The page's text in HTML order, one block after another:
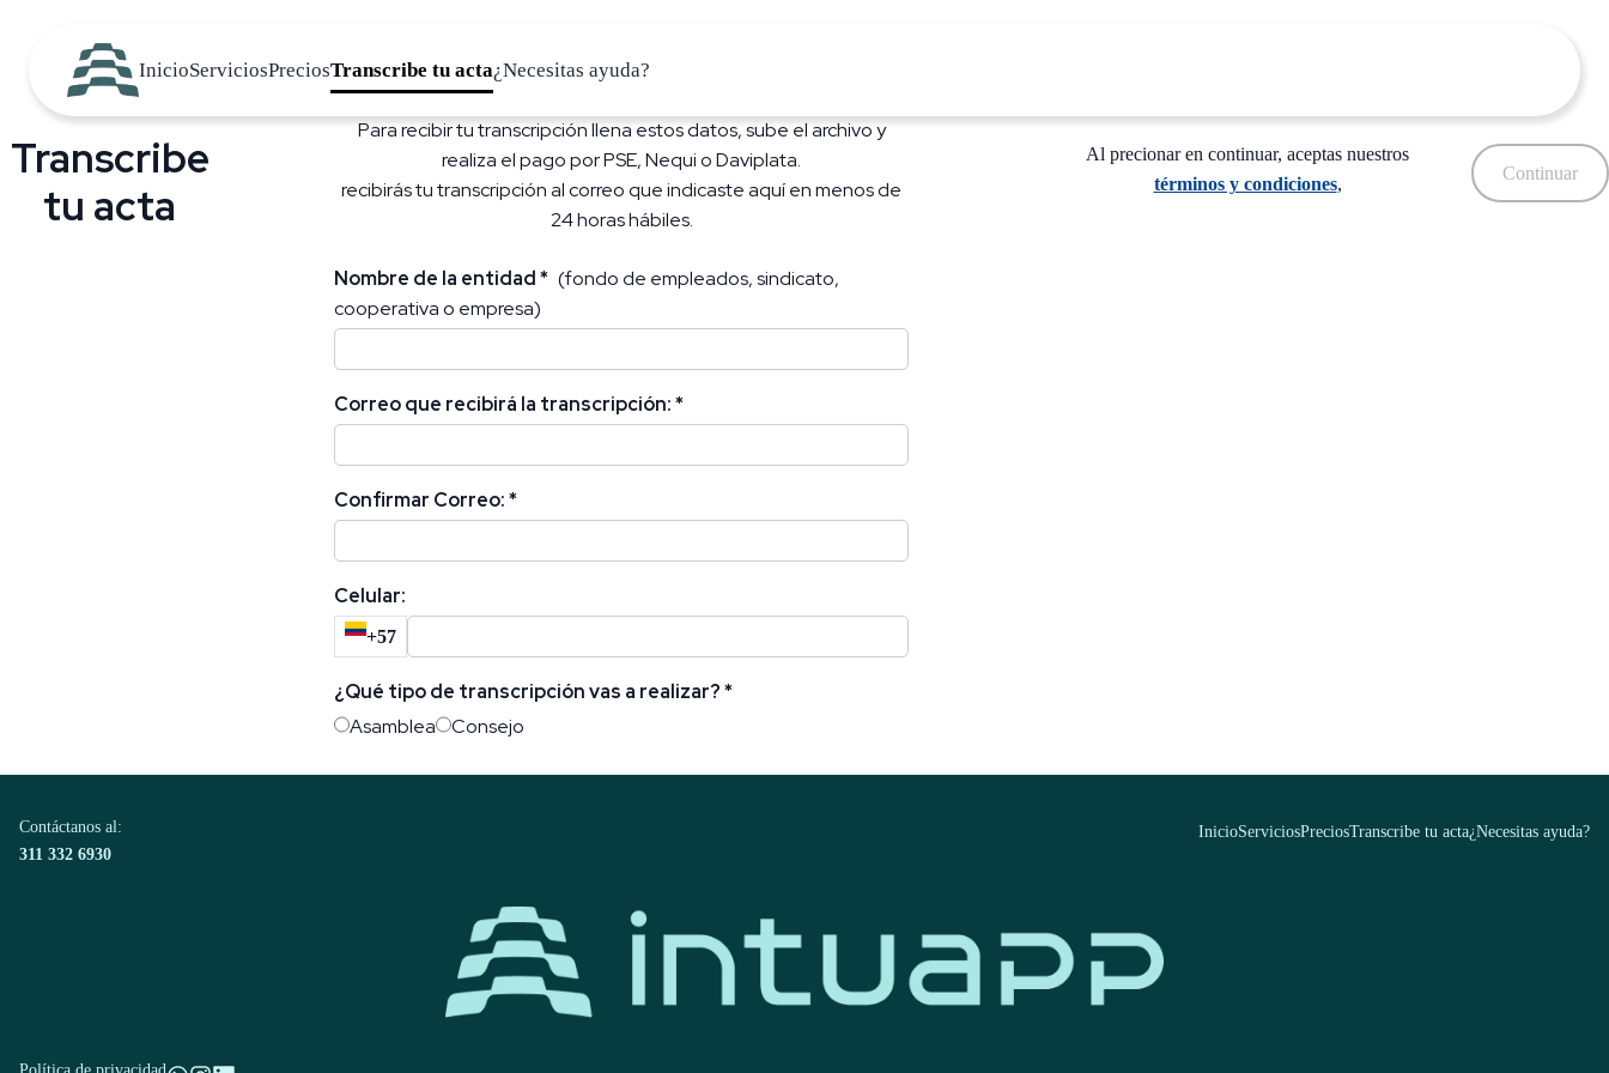
InicioServiciosPreciosTranscribe tu acta¿Necesitas ayuda?
Transcribe
tu acta
Para recibir tu transcripción llena estos datos, sube el archivo y
realiza el pago por PSE, Nequi o Daviplata.
recibirás tu transcripción al correo que indicaste aquí en menos de
24 horas hábiles.
Nombre de la entidad* (fondo de empleados, sindicato,
cooperativa o empresa)
Correo que recibirá la transcripción:*
Confirmar Correo:*
Celular:
+57
¿Qué tipo de transcripción vas a realizar?*
Asamblea
Consejo
Al precionar en continuar, aceptas nuestros
términos y condiciones,
Continuar
Contáctanos al:
311 332 6930
InicioServiciosPreciosTranscribe tu acta¿Necesitas ayuda?
Política de privacidad